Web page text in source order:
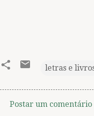
letras e
Postar um comentário